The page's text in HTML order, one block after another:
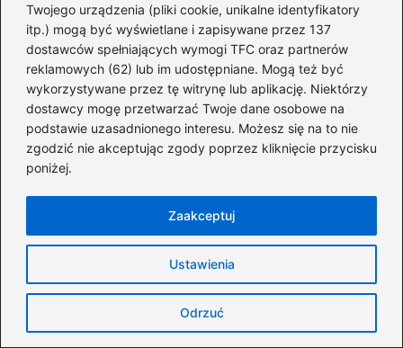
Twojego urządzenia (pliki cookie, unikalne identyfikatory
itp.) mogą być wyświetlane i zapisywane przez 137
dostawców spełniających wymogi TFC oraz partnerów
reklamowych (62) lub im udostępniane. Mogą też być
wykorzystywane przez tę witrynę lub aplikację. Niektórzy
dostawcy mogę przetwarzać Twoje dane osobowe na
podstawie uzasadnionego interesu. Możesz się na to nie
zgodzić nie akceptując zgody poprzez kliknięcie przycisku
poniżej.
Ustawienia
Odrzuć
Zaakceptuj
także w sekcji „Dane odbiorcy” oraz w
nagłówku dokumentu.
Dlaczego numer PPE jest ważny przy zmianie
dostawcy energii?
Numer PPE jest kluczowy, ponieważ
umożliwia błyskawiczną identyfikację punktu
zmiany dostawcy oraz ułatwia wszelkie
formalności administracyjne.
Jakie dodatkowe miejsce na fakturze może
zawierać numer PPE?